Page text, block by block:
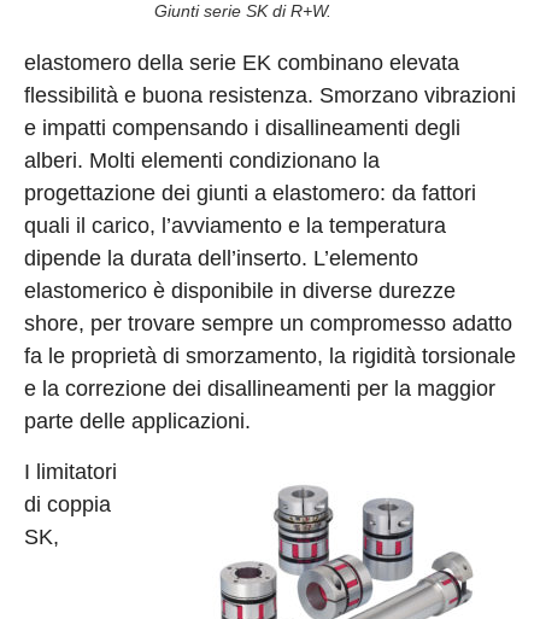
Giunti serie SK di R+W.
elastomero della serie EK combinano elevata
flessibilità e buona resistenza. Smorzano vibrazioni
e impatti compensando i disallineamenti degli
alberi. Molti elementi condizionano la
progettazione dei giunti a elastomero: da fattori
quali il carico, l’avviamento e la temperatura
dipende la durata dell’inserto. L’elemento
elastomerico è disponibile in diverse durezze
shore, per trovare sempre un compromesso adatto
fa le proprietà di smorzamento, la rigidità torsionale
e la correzione dei disallineamenti per la maggior
parte delle applicazioni.
I limitatori
di coppia
SK,